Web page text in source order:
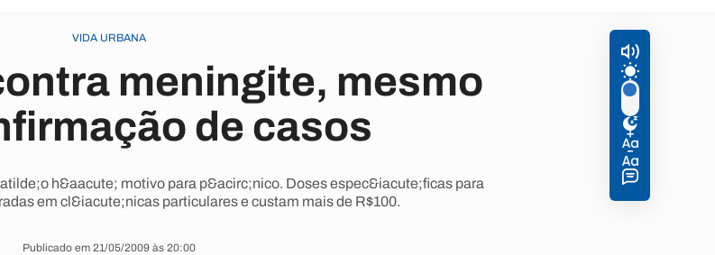
VIDA URBANA
meningite, mesmo
de casos
h&aacute; motivo para p&acirc;nico. Doses espec&iacute;ficas para
em cl&iacute;nicas particulares e custam mais de R$100.
Publicado em 21/05/2009 às 20:00